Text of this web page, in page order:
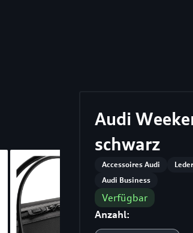
Audi
schwarz
Accessoires Audi
Audi Business
Verfügbar
Anzahl: